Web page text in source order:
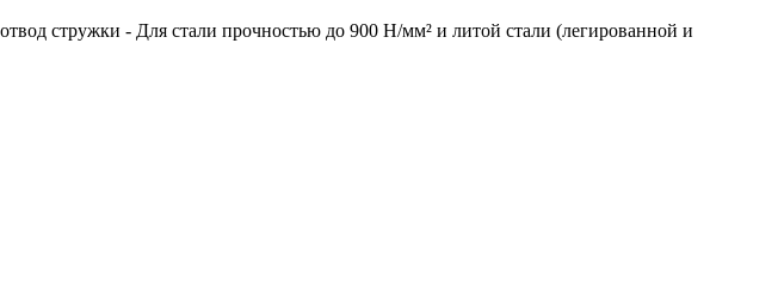
стружки - Для стали прочностью до 900 Н/мм² и литой стали (легированной и